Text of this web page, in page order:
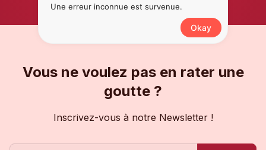
Vous ne voulez pas en rater une
goutte ?
Inscrivez-vous à notre Newsletter !
Une erreur inconnue est survenue.
Okay